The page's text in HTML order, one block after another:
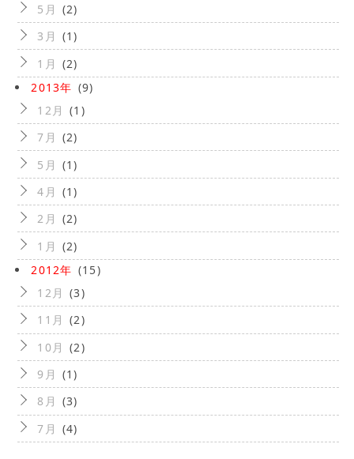
5月 (2)
3月 (1)
1月 (2)
2013年 (9)
12月 (1)
7月 (2)
5月 (1)
4月 (1)
2月 (2)
1月 (2)
2012年 (15)
12月 (3)
11月 (2)
10月 (2)
9月 (1)
8月 (3)
7月 (4)